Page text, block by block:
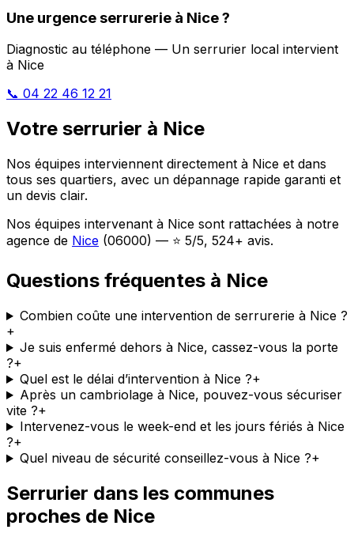
Une urgence serrurerie à Nice ?
Diagnostic au téléphone — Un serrurier local intervient
à Nice
📞 04 22 46 12 21
Votre serrurier à Nice
Nos équipes interviennent directement à Nice et dans
tous ses quartiers, avec un dépannage rapide garanti et
un devis clair.
Nos équipes intervenant à Nice sont rattachées à notre
agence de Nice (06000) — ⭐ 5/5, 524+ avis.
Questions fréquentes à Nice
Combien coûte une intervention de serrurerie à Nice ?
+
Je suis enfermé dehors à Nice, cassez-vous la porte
?+
Quel est le délai d’intervention à Nice ?+
Après un cambriolage à Nice, pouvez-vous sécuriser
vite ?+
Intervenez-vous le week-end et les jours fériés à Nice
?+
Quel niveau de sécurité conseillez-vous à Nice ?+
Serrurier dans les communes
proches de Nice